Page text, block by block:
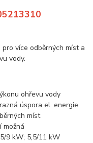
více odběrných míst a
vody.
ohřevu vody
úspora el. energie
míst
možná
9 kW; 5,5/11 kW